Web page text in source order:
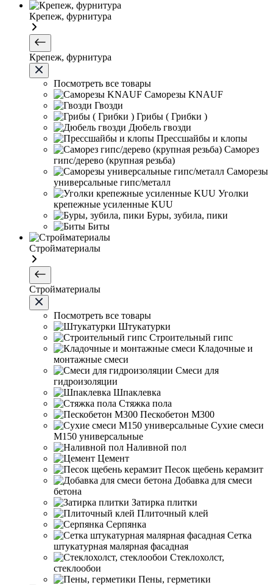
Крепеж, фурнитура
Крепеж, фурнитура
Посмотреть все товары
Саморезы KNAUF
Гвозди
Грибы ( Грибки )
Дюбель гвозди
Прессшайбы и клопы
Саморез
гипс/дерево (крупная резьба)
Саморезы
универсальные гипс/металл
Уголки
крепежные усиленные KUU
Буры, зубила, пики
Биты
Стройматериалы
Стройматериалы
Посмотреть все товары
Штукатурки
Строительный гипс
Кладочные и
монтажные смеси
Смеси для
гидроизоляции
Шпаклевка
Стяжка пола
Пескобетон М300
Сухие смеси
М150 универсальные
Наливной пол
Цемент
Песок щебень керамзит
Добавка для смеси
бетона
Затирка плитки
Плиточный клей
Серпянка
Сетка
штукатурная малярная фасадная
Стеклохолст,
стеклообои
Пены, герметики